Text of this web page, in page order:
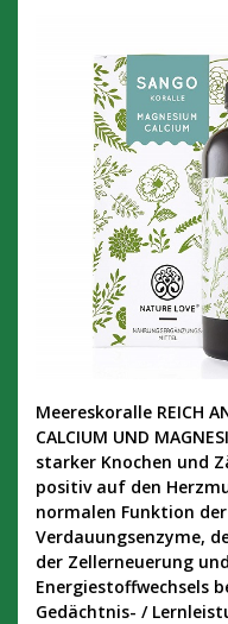
PRODUKT
Meereskoralle REICH
CALCIUM UND
starker Knochen und
positiv auf den
normalen Funktion der
Verdauungsenzyme,
der Zellerneuerung
Energiestoffwechsels
Gedächtnis- /